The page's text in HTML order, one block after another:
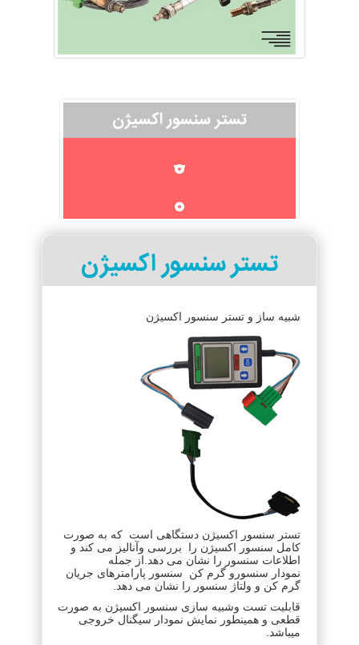
تستر سنسور اکسیژن
0
0
تستر سنسور اکسیژن
شبیه ساز و تستر سنسور اکسیژن
تستر سنسور اکسیژن دستگاهی است که به صورت
کامل سنسور اکسیژن را بررسی وآنالیز می کند و
اطلاعات سنسور را نشان می دهد.از جمله
نمودار سنسورو گرم کن سنسور پارامترهای جریان
گرم کن و ولتاژ سنسور را نشان می دهد.
قابلیت تست وشبیه سازی سنسور اکسیژن به صورت
قطعی و همینطور نمایش نمودار سیگنال خروجی
میباشد.